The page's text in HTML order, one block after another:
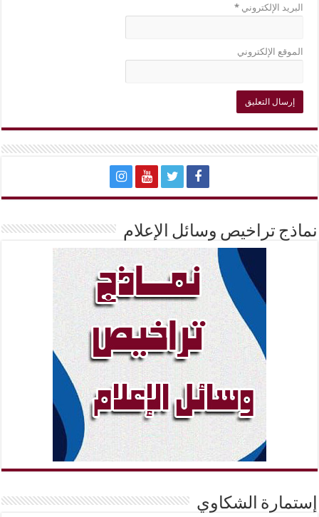
البريد الإلكتروني*
الموقع الإلكتروني
نماذج تراخيص وسائل الإعلام
إستمارة الشكاوي